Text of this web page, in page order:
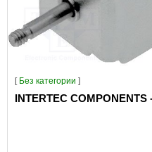
[ Без категории ]
INTERTEC COMPONENTS